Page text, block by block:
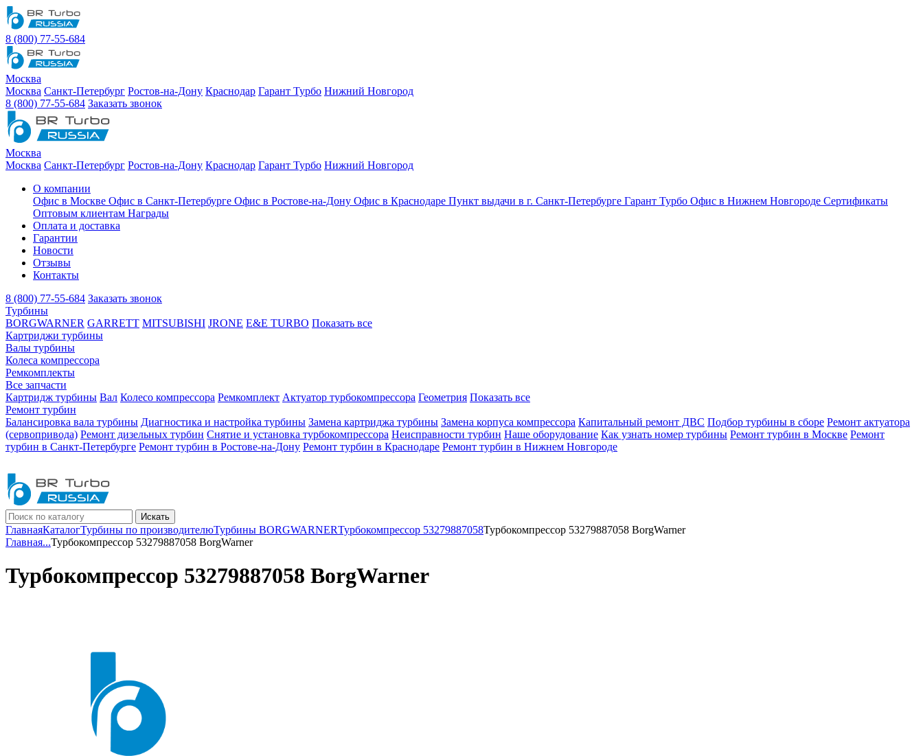
8 (800) 77-55-684
Москва
Москва Санкт-Петербург Ростов-на-Дону Краснодар Гарант Турбо Нижний Новгород
8 (800) 77-55-684 Заказать звонок
Москва
Москва Санкт-Петербург Ростов-на-Дону Краснодар Гарант Турбо Нижний Новгород
О компании
Офис в Москве Офис в Санкт-Петербурге Офис в Ростове-на-Дону Офис в Краснодаре Пункт выдачи в г. Санкт-Петербурге Гарант Турбо Офис в Нижнем Новгороде Сертификаты
Оптовым клиентам Награды
Оплата и доставка
Гарантии
Новости
Отзывы
Контакты
8 (800) 77-55-684 Заказать звонок
Турбины
BORGWARNER GARRETT MITSUBISHI JRONE E&E TURBO Показать все
Картриджи турбины
Валы турбины
Колеса компрессора
Ремкомплекты
Все запчасти
Картридж турбины Вал Колесо компрессора Ремкомплект Актуатор турбокомпрессора Геометрия Показать все
Ремонт турбин
Балансировка вала турбины Диагностика и настройка турбины Замена картриджа турбины Замена корпуса компрессора Капитальный ремонт ДВС Подбор турбины в сборе Ремонт актуатора
(сервопривода) Ремонт дизельных турбин Снятие и установка турбокомпрессора Неисправности турбин Наше оборудование Как узнать номер турбины Ремонт турбин в Москве Ремонт
турбин в Санкт-Петербурге Ремонт турбин в Ростове-на-Дону Ремонт турбин в Краснодаре Ремонт турбин в Нижнем Новгороде
Искать
ГлавнаяКаталогТурбины по производителюТурбины BORGWARNERТурбокомпрессор 53279887058Турбокомпрессор 53279887058 BorgWarner
Главная...Турбокомпрессор 53279887058 BorgWarner
Турбокомпрессор 53279887058 BorgWarner